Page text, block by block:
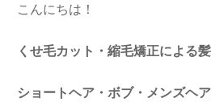
こんにちは！
くせ毛カット・縮毛矯正による
ショートヘア・ボブ・メンズヘ